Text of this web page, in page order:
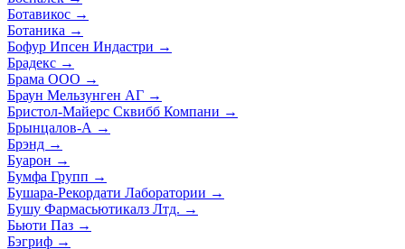
Ботавикос →
Ботаника →
Бофур Ипсен Индастри →
Брадекс →
Брама ООО →
Браун Мельзунген АГ →
Бристол-Майерс Сквибб Компани →
Брынцалов-А →
Брэнд →
Буарон →
Бумфа Групп →
Бушара-Рекордати Лаборатории →
Бушу Фармасьютикалз Лтд. →
Бьюти Паз →
Бэгриф →